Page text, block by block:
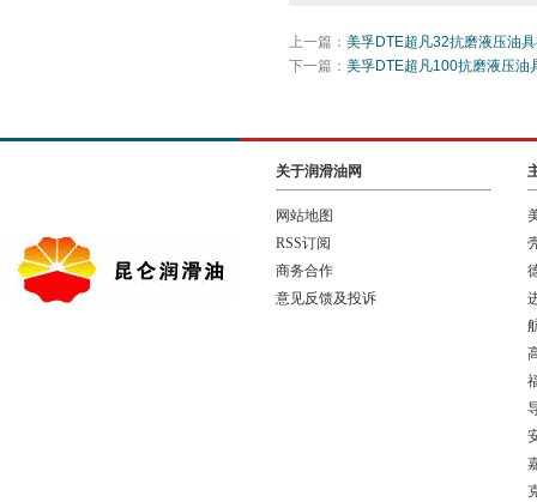
上一篇： 美孚DTE超凡32抗磨液压油
下一篇： 美孚DTE超凡100抗磨液压油
关于润滑油网
网站地图
RSS订阅
商务合作
意见反馈及投诉